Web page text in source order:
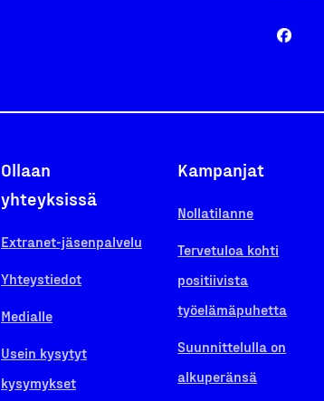
Ollaan
yhteyksissä
Extranet-jäsenpalvelu
Yhteystiedot
Medialle
Usein kysytyt
kysymykset
Kampanjat
Nollatilanne
Tervetuloa kohti
positiivista
työelämäpuhetta
Suunnittelulla on
alkuperänsä